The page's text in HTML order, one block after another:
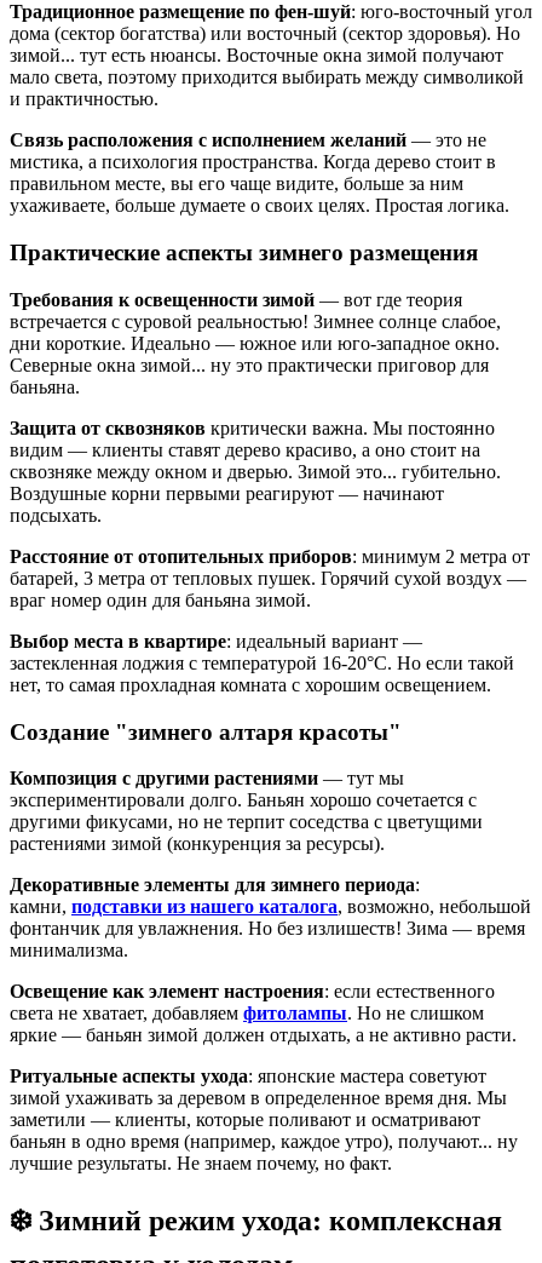
Традиционное размещение по фен-шуй: юго-восточный угол
дома (сектор богатства) или восточный (сектор здоровья). Но
зимой... тут есть нюансы. Восточные окна зимой получают
мало света, поэтому приходится выбирать между символикой
и практичностью.
Связь расположения с исполнением желаний — это не
мистика, а психология пространства. Когда дерево стоит в
правильном месте, вы его чаще видите, больше за ним
ухаживаете, больше думаете о своих целях. Простая логика.
Практические аспекты зимнего размещения
Требования к освещенности зимой — вот где теория
встречается с суровой реальностью! Зимнее солнце слабое,
дни короткие. Идеально — южное или юго-западное окно.
Северные окна зимой... ну это практически приговор для
баньяна.
Защита от сквозняков критически важна. Мы постоянно
видим — клиенты ставят дерево красиво, а оно стоит на
сквозняке между окном и дверью. Зимой это... губительно.
Воздушные корни первыми реагируют — начинают
подсыхать.
Расстояние от отопительных приборов: минимум 2 метра от
батарей, 3 метра от тепловых пушек. Горячий сухой воздух —
враг номер один для баньяна зимой.
Выбор места в квартире: идеальный вариант —
застекленная лоджия с температурой 16-20°C. Но если такой
нет, то самая прохладная комната с хорошим освещением.
Создание "зимнего алтаря красоты"
Композиция с другими растениями — тут мы
экспериментировали долго. Баньян хорошо сочетается с
другими фикусами, но не терпит соседства с цветущими
растениями зимой (конкуренция за ресурсы).
Декоративные элементы для зимнего периода:
камни, подставки из нашего каталога, возможно, небольшой
фонтанчик для увлажнения. Но без излишеств! Зима — время
минимализма.
Освещение как элемент настроения: если естественного
света не хватает, добавляем фитолампы. Но не слишком
яркие — баньян зимой должен отдыхать, а не активно расти.
Ритуальные аспекты ухода: японские мастера советуют
зимой ухаживать за деревом в определенное время дня. Мы
заметили — клиенты, которые поливают и осматривают
баньян в одно время (например, каждое утро), получают... ну
лучшие результаты. Не знаем почему, но факт.
❄️ Зимний режим ухода: комплексная